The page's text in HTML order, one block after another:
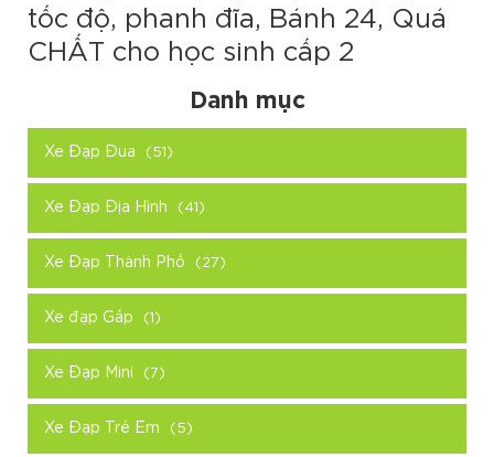
tốc độ, phanh đĩa, Bánh 24, Quá
CHẤT cho học sinh cấp 2
Danh mục
Xe Đạp Đua (51)
Xe Đạp Địa Hình (41)
Xe Đạp Thành Phố (27)
Xe đạp Gấp (1)
Xe Đạp Mini (7)
Xe Đạp Trẻ Em (5)